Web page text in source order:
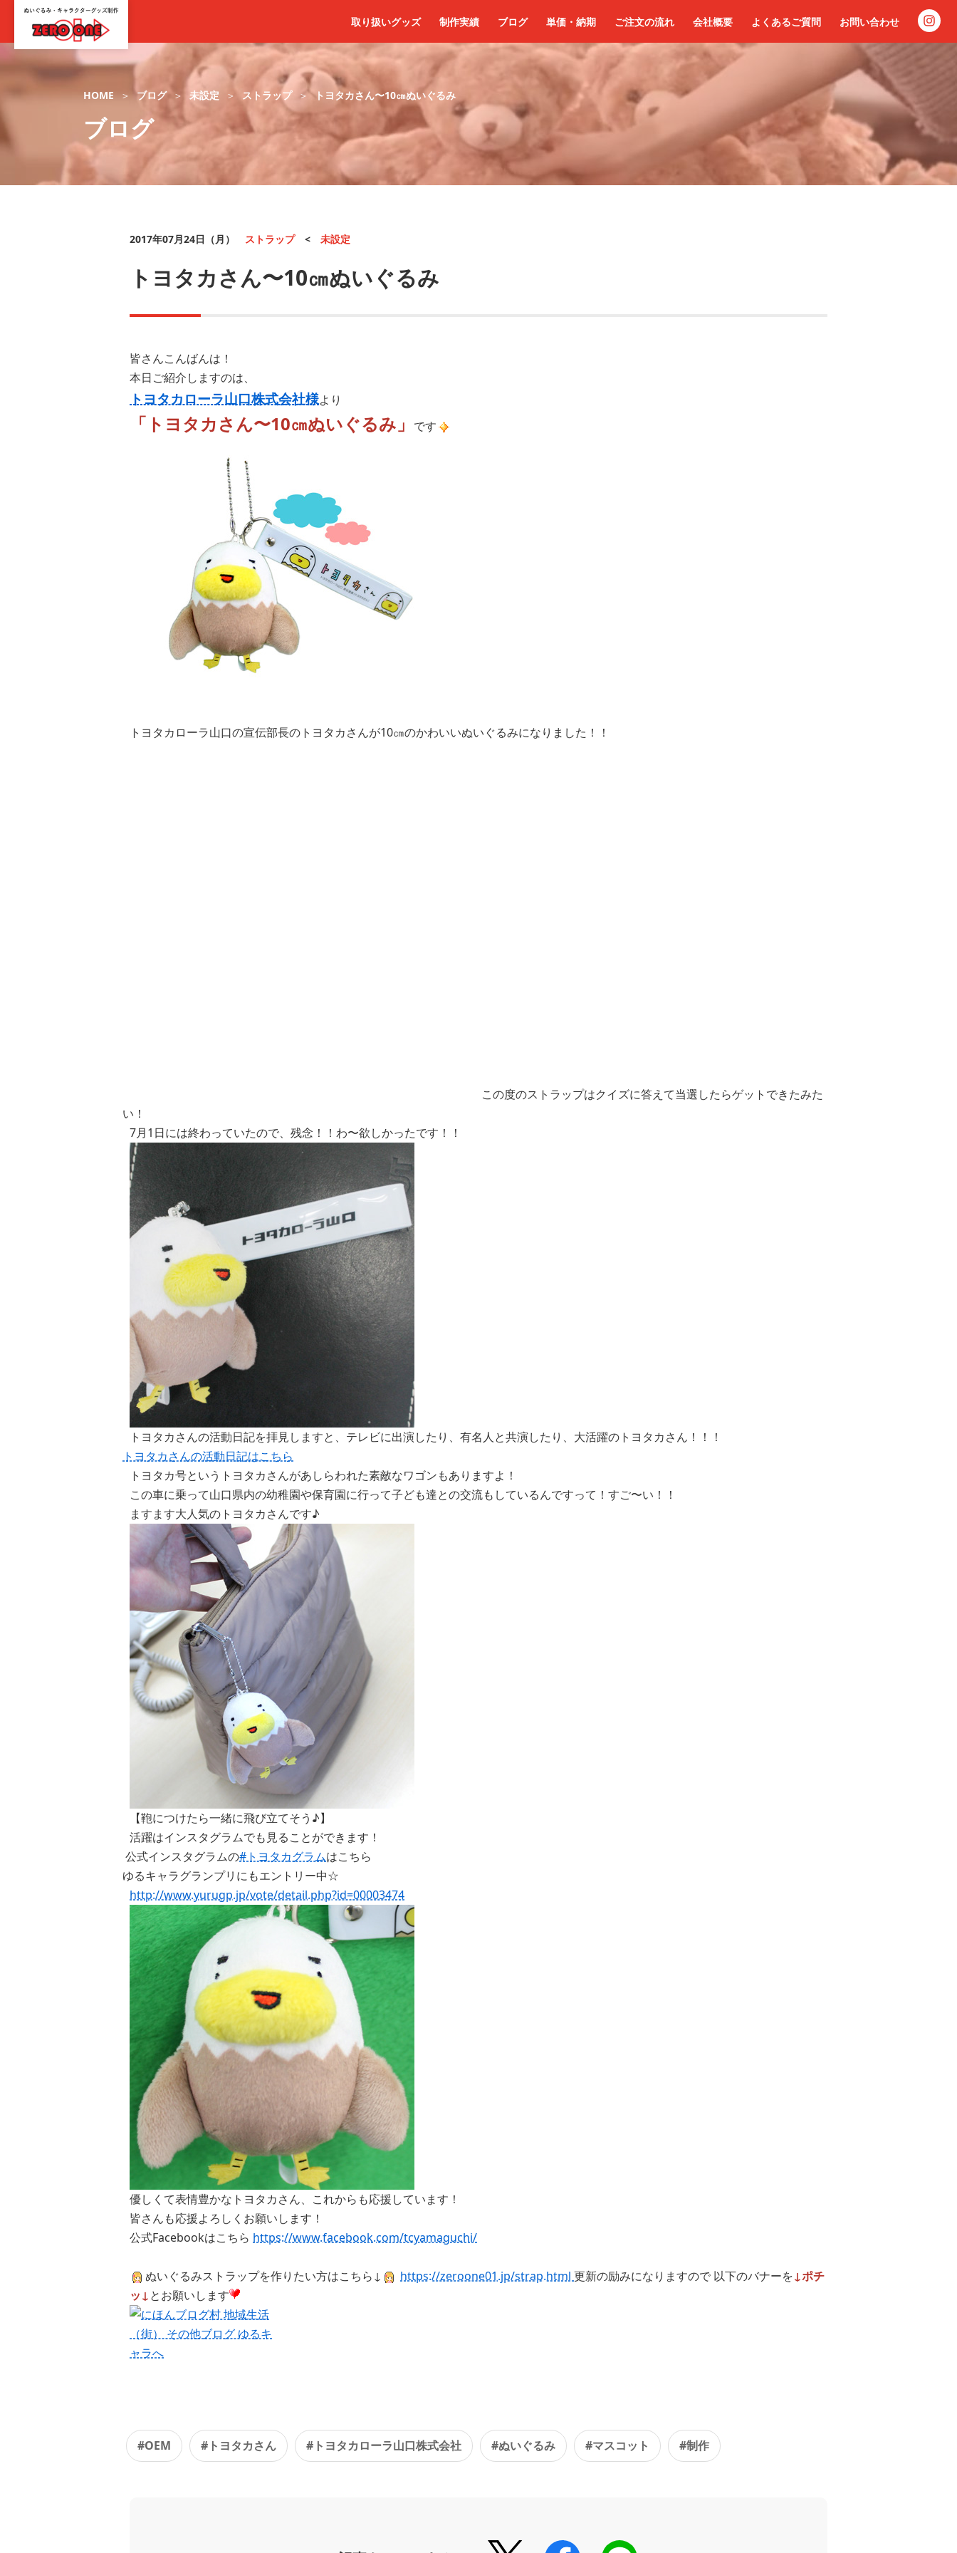
取り扱いグッズ 制作実績 ブログ 単価・納期 ご注文の流れ 会社概要 よくあるご質問 お問い合わせ
HOME ブログ 未設定 ストラップ トヨタカさん〜10㎝ぬいぐるみ
ブログ
2017年07月24日（月） ストラップ< 未設定
トヨタカさん〜10㎝ぬいぐるみ
皆さんこんばんは！
本日ご紹介しますのは、
トヨタカローラ山口株式会社様より
「トヨタカさん〜10㎝ぬいぐるみ」 です
トヨタカローラ山口の宣伝部長のトヨタカさんが10㎝のかわいいぬいぐるみになりました！！
この度のストラップはクイズに答えて当選したらゲットできたみた
い！
7月1日には終わっていたので、残念！！わ〜欲しかったです！！
トヨタカさんの活動日記を拝見しますと、テレビに出演したり、有名人と共演したり、大活躍のトヨタカさん！！！
トヨタカさんの活動日記はこちら
トヨタカ号というトヨタカさんがあしらわれた素敵なワゴンもありますよ！
この車に乗って山口県内の幼稚園や保育園に行って子ども達との交流もしているんですって！すご〜い！！
ますます大人気のトヨタカさんです♪
【鞄につけたら一緒に飛び立てそう♪】
活躍はインスタグラムでも見ることができます！
公式インスタグラムの#トヨタカグラムはこちら
ゆるキャラグランプリにもエントリー中☆
http://www.yurugp.jp/vote/detail.php?id=00003474
優しくて表情豊かなトヨタカさん、これからも応援しています！
皆さんも応援よろしくお願いします！
公式Facebookはこちら https://www.facebook.com/tcyamaguchi/
ぬいぐるみストラップを作りたい方はこちら↓ https://zeroone01.jp/strap.html 更新の励みになりますので 以下のバナーを↓ポチ
ッ↓とお願いします
#OEM #トヨタカさん #トヨタカローラ山口株式会社 #ぬいぐるみ #マスコット #制作